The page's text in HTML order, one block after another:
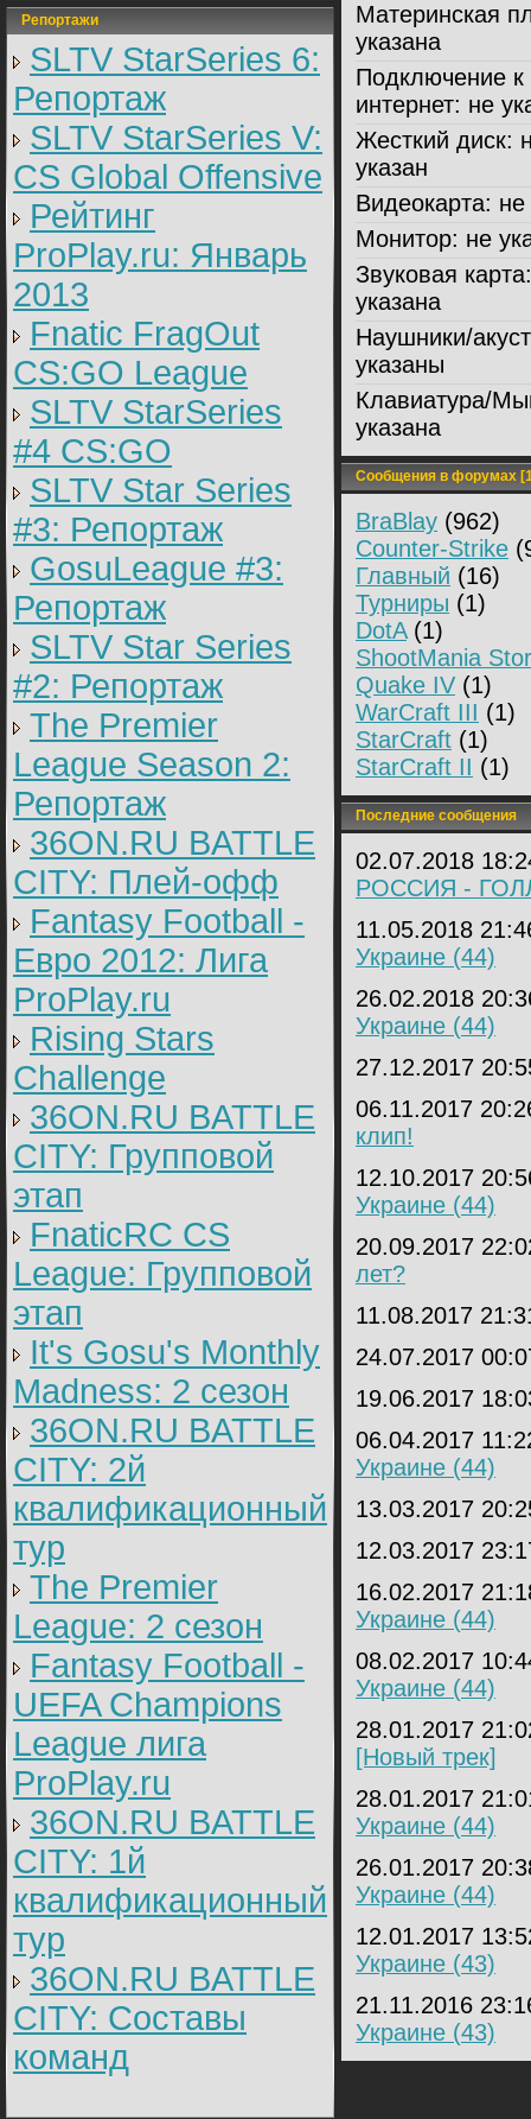
Репортажи
SLTV StarSeries 6:
Репортаж
SLTV StarSeries V:
CS Global Offensive
Рейтинг
ProPlay.ru: Январь
2013
Fnatic FragOut
CS:GO League
SLTV StarSeries
#4 CS:GO
SLTV Star Series
#3: Репортаж
GosuLeague #3:
Репортаж
SLTV Star Series
#2: Репортаж
The Premier
League Season 2:
Репортаж
36ON.RU BATTLE
CITY: Плей-офф
Fantasy Football -
Евро 2012: Лига
ProPlay.ru
Rising Stars
Challenge
36ON.RU BATTLE
CITY: Групповой
этап
FnaticRC CS
League: Групповой
этап
It's Gosu's Monthly
Madness: 2 сезон
36ON.RU BATTLE
CITY: 2й
квалификационный
тур
The Premier
League: 2 cезон
Fantasy Football -
UEFA Champions
League лига
ProPlay.ru
36ON.RU BATTLE
CITY: 1й
квалификационный
тур
36ON.RU BATTLE
CITY: Составы
команд
Материнская
указана
Подключение к
интернет: не
Жесткий диск:
указан
Видеокарта: не
Монитор: не
Звуковая карта:
указана
Наушники/
указаны
Клавиатура/
указана
Сообщения в форумах
BraBlay (962)
Counter-Strike
Главный (16)
Турниры (1)
DotA(1)
ShootMania
Quake IV (1)
WarCraft III (1)
StarCraft (1)
StarCraft II (1)
Последние сообщения
02.07.2018
РОССИЯ -
11.05.2018
Украине (44)
26.02.2018
Украине (44)
27.12.2017
06.11.2017
клип!
12.10.2017
Украине (44)
20.09.2017
лет?
11.08.2017
24.07.2017
19.06.2017
06.04.2017
Украине (44)
13.03.2017
12.03.2017
16.02.2017
Украине (44)
08.02.2017
Украине (44)
28.01.2017
[Новый трек]
28.01.2017
Украине (44)
26.01.2017
Украине (44)
12.01.2017
Украине (43)
21.11.2016
Украине (43)